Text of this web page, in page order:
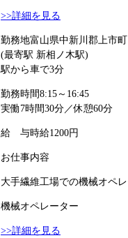
>>詳細を見る
勤務地富山県中新川郡上市町
(最寄駅 新相ノ木駅)
駅から車で3分
勤務時間8:15～16:45
実働7時間30分／休憩60分
給 与時給1200円
お仕事内容
大手繊維工場での機械オペ
機械オペレーター
>>詳細を見る